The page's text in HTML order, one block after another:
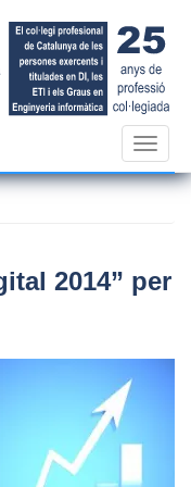
2014” per